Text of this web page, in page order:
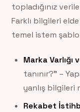
topladığınız
Farklı bilgileri
temel istem
Marka Varlığı
tanınır?” –
yanlış bilgileri
Rekabet